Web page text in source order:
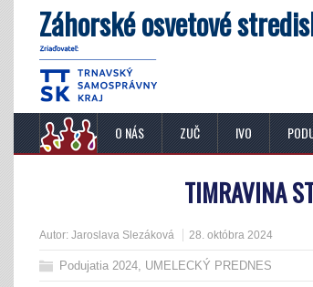
Záhorské osvetové
O NÁS ZUČ IVO
TIMRAVINA
Autor: Jaroslava Slezáková 28. októbra 2024
Podujatia 2024, UMELECKÝ PREDNES